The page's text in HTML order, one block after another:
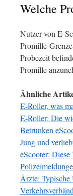
Welche
Nutzer von E-
Promille-
Probezeit
Promille
Ähnliche
E-Roller, was
E-Roller: Die
Betrunken
Jung und
eScooter:
Ärzte: Typische